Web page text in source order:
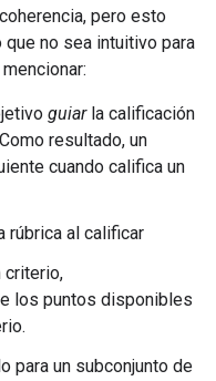
pero esto
no sea intuitivo para
guiarla calificación
resultado, un
cuando califica un
rúbrica al calificar
criterio,
los puntos disponibles
para un subconjunto de